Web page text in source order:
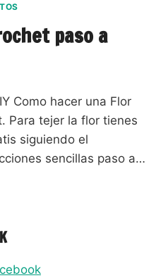
paso a
Como hacer una Flor
Para tejer la flor tienes
siguiendo el
sencillas paso a…